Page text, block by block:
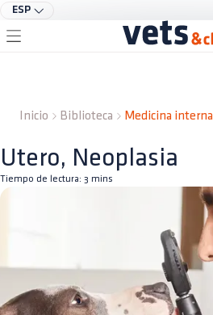
ESP
Inicio Biblioteca Medicina interna
Utero, Neoplasia
Tiempo de lectura: 3 mins